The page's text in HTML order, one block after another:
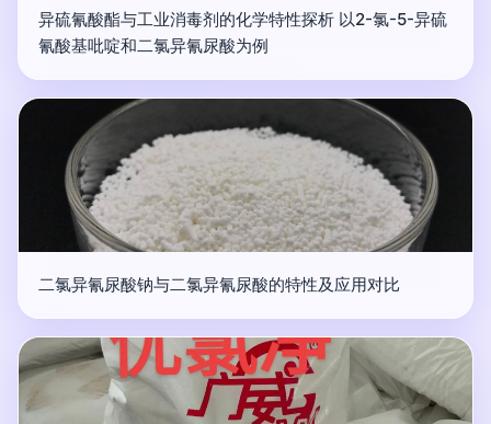
异硫氰酸酯与工业消毒剂的化学特性探析 以2-氯-5-异硫
氰酸基吡啶和二氯异氰尿酸为例
二氯异氰尿酸钠与二氯异氰尿酸的特性及应用对比